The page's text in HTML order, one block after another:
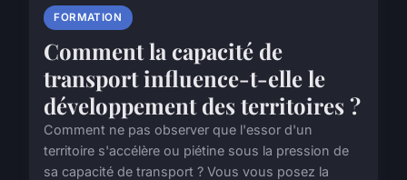
FORMATION
Comment la capacité de
transport influence-t-elle le
développement des territoires ?
Comment ne pas observer que l'essor d'un
territoire s'accélère ou piétine sous la pression de
sa capacité de transport ? Vous vous posez la